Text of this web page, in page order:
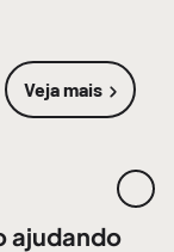
Veja mais
sobre
ajudando